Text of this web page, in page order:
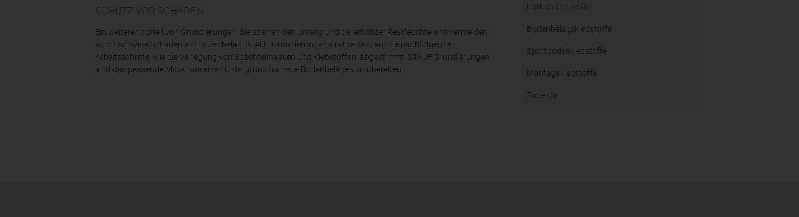
SCHUTZ VOR SCHÄDEN
Ein weiterer Vorteil von Grundierungen: Sie sperren den Untergrund bei erhöhter Restfeuchte und vermeiden
somit schwere Schäden am Bodenbelag. STAUF Grundierungen sind perfekt auf die nachfolgenden
Arbeitsschritte, wie die Verlegung von Spachtelmassen und Klebstoffen, abgestimmt. STAUF Grundierungen
sind das passende Mittel, um einen Untergrund für neue Bodenbeläge vorzubereiten.
Parkettklebstoffe
Bodenbelagsklebstoffe
Sportbodenklebstoffe
Montageklebstoffe
Zubehör